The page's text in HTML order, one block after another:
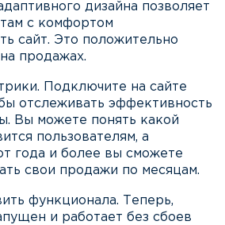
дизайна позволяет
с комфортом
сайт. Это положительно
продажах.
Подключите на сайте
отслеживать эффективность
Вы можете понять какой
пользователям, а
года и более вы сможете
свои продажи по месяцам.
функционала. Теперь,
и работает без сбоев